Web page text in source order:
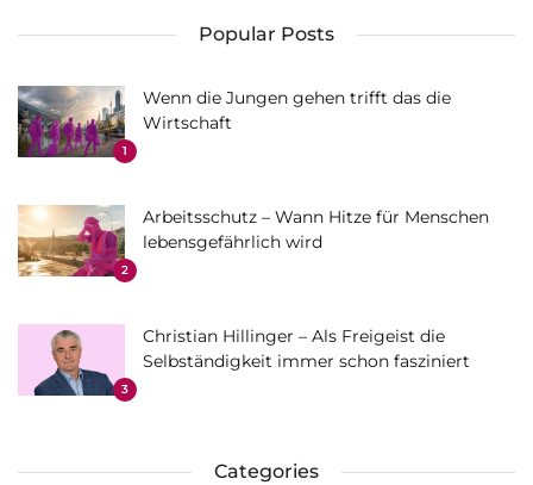
Popular Posts
1
Wenn die Jungen gehen trifft das die
Wirtschaft
2
Arbeitsschutz – Wann Hitze für Menschen
lebensgefährlich wird
3
Christian Hillinger – Als Freigeist die
Selbständigkeit immer schon fasziniert
Categories